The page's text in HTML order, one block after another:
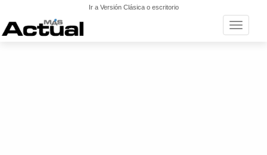
Ir a Versión Clásica o escritorio
Toggle